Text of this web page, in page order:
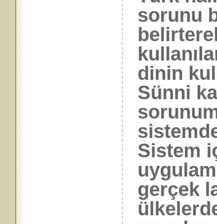
sorunu
dinin
Sünni
Sistem
gerçek